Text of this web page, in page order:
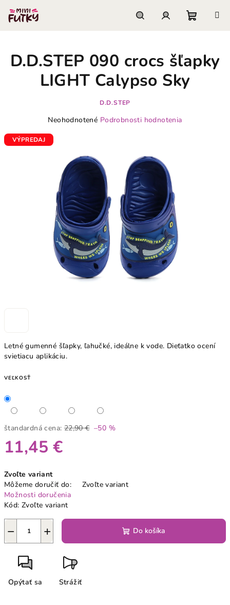
obsah
košík
Letné gumenné šľapky, ľahučké, ideálne k vode. Dieťatko ocení
svietiacu aplikáciu.
VEĽKOSŤ
štandardná cena: 22,90 € –50 %
11,45 €
cena:
Zvoľte variant
Môžeme doručiť do:
Zvoľte variant
Možnosti doručenia
Kód: Zvoľte variant
+
− Do košíka
Opýtať sa Strážiť
D.D.STEP 090 crocs šľapky
LIGHT Calypso Sky
D.D.STEP
Priemerné
produktu
hviezdičiek.
Neohodnotené Podrobnosti hodnotenia
VÝPREDAJ